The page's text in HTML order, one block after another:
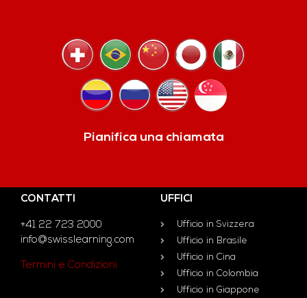
Pianifica una chiamata
CONTATTI
+41 22 723 2000
info@swisslearning.com
Termini e Condizioni
UFFICI
Ufficio in Svizzera
Ufficio in Brasile
Ufficio in Cina
Ufficio in Colombia
Ufficio in Giappone